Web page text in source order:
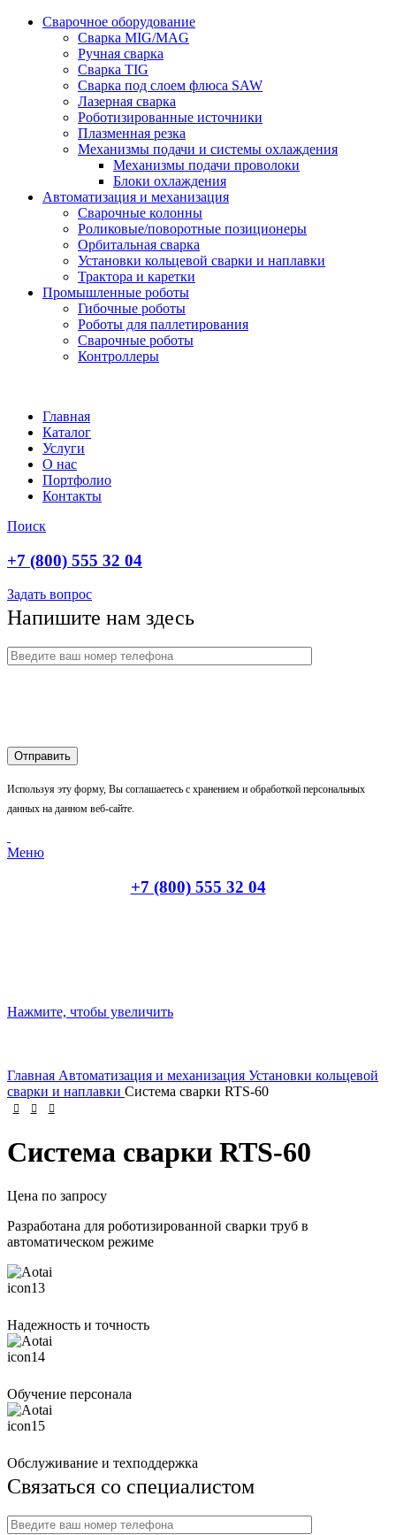
Сварочное оборудование
Сварка MIG/MAG
Ручная сварка
Сварка TIG
Сварка под слоем флюса SAW
Лазерная сварка
Роботизированные источники
Плазменная резка
Механизмы подачи и системы охлаждения
Механизмы подачи проволоки
Блоки охлаждения
Автоматизация и механизация
Сварочные колонны
Роликовые/поворотные позиционеры
Орбитальная сварка
Установки кольцевой сварки и наплавки
Трактора и каретки
Промышленные роботы
Гибочные роботы
Роботы для паллетирования
Сварочные роботы
Контроллеры
Главная
Каталог
Услуги
О нас
Портфолио
Контакты
Поиск
+7 (800) 555 32 04
Задать вопрос
Напишите нам здесь
Используя эту форму, Вы соглашаетесь с хранением и обработкой персональных
данных на данном веб-сайте.
Меню
+7 (800) 555 32 04
Нажмите, чтобы увеличить
Главная Автоматизация и механизация Установки кольцевой
сварки и наплавки Система сварки RTS-60
Система сварки RTS-60
Цена по запросу
Разработана для роботизированной сварки труб в
автоматическом режиме
Надежность и точность
Обучение персонала
Обслуживание и техподдержка
Связаться со специалистом